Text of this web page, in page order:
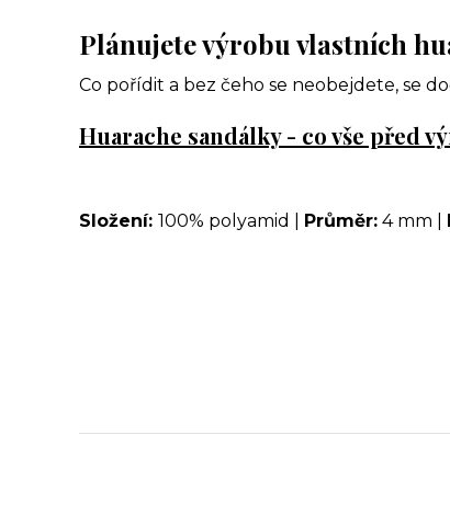
Plánujete výrobu vlastních
Co pořídit a bez čeho se neobejdete, se
Huarache sandálky - co vše před
Složení: 100% polyamid | Průměr: 4 mm |